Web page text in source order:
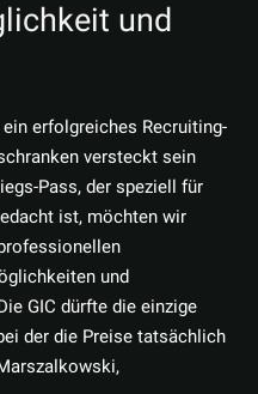
und
erfolgreiches Recruiting-
versteckt sein
Pass, der speziell für
ist, möchten wir
und
GIC dürfte die einzige
der die Preise tatsächlich